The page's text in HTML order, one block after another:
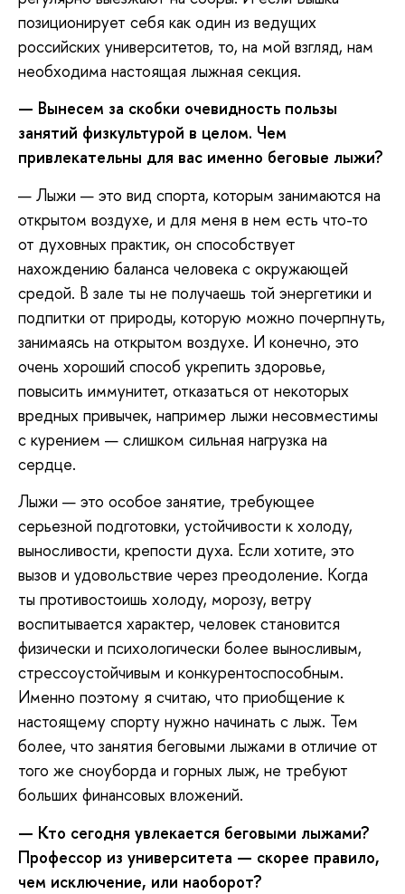
позиционирует себя как один из ведущих
российских университетов, то, на мой взгляд, нам
необходима настоящая лыжная секция.
— Вынесем за скобки очевидность пользы
занятий физкультурой в целом. Чем
привлекательны для вас именно беговые лыжи?
— Лыжи — это вид спорта, которым занимаются на
открытом воздухе, и для меня в нем есть что-то
от духовных практик, он способствует
нахождению баланса человека с окружающей
средой. В зале ты не получаешь той энергетики и
подпитки от природы, которую можно почерпнуть,
занимаясь на открытом воздухе. И конечно, это
очень хороший способ укрепить здоровье,
повысить иммунитет, отказаться от некоторых
вредных привычек, например лыжи несовместимы
с курением — слишком сильная нагрузка на
сердце.
Лыжи — это особое занятие, требующее
серьезной подготовки, устойчивости к холоду,
выносливости, крепости духа. Если хотите, это
вызов и удовольствие через преодоление. Когда
ты противостоишь холоду, морозу, ветру
воспитывается характер, человек становится
физически и психологически более выносливым,
стрессоустойчивым и конкурентоспособным.
Именно поэтому я считаю, что приобщение к
настоящему спорту нужно начинать с лыж. Тем
более, что занятия беговыми лыжами в отличие от
того же сноуборда и горных лыж, не требуют
больших финансовых вложений.
— Кто сегодня увлекается беговыми лыжами?
Профессор из университета — скорее правило,
чем исключение, или наоборот?